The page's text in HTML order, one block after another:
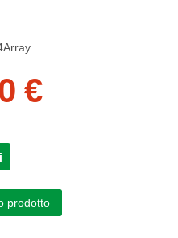
€
prodotto